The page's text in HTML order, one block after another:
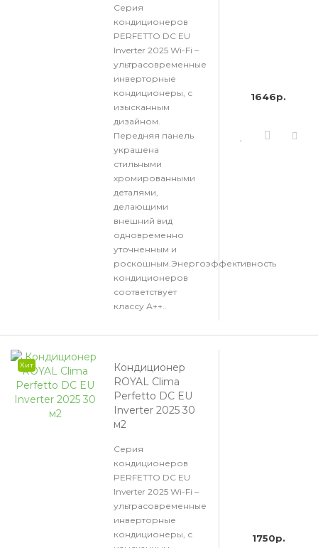
Серия
кондиционеров
PERFETTO DC EU
Inverter 2025 Wi-Fi –
ультрасовременные
инверторные
кондиционеры, с
изысканным
дизайном.
Передняя панель
украшена
стильными
хромированными
деталями,
делающими
внешний вид
одновременно
уточненным и
роскошным.Энергоэффективность
кондиционеров
соответствует
классу А++..
1646р.
Хит
Кондиционер
ROYAL Clima
Perfetto DC EU
Inverter 2025 30
м2
Серия
кондиционеров
PERFETTO DC EU
Inverter 2025 Wi-Fi –
ультрасовременные
инверторные
кондиционеры, с
1750р.